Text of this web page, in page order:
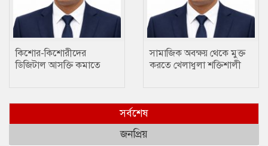
কিশোর-কিশোরীদের
ডিজিটাল আসক্তি কমাতে
সামাজিক অবক্ষয় থেকে মুক্ত
করতে খেলাধুলা শক্তিশালী
সর্বশেষ
জনপ্রিয়